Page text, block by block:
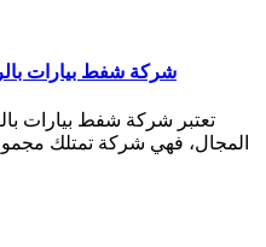
شركة شفط بيارات بالرياض 0552050702
تعتبر شركة شفط بيارات
المجال، فهي شركة تمتلك